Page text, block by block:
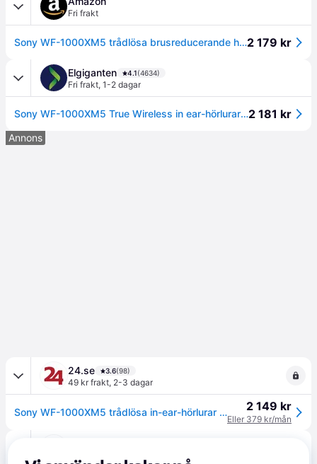
Fri frakt
Sony WF-1000XM5 trådlösa brusreducerande hörlurar, Bluetooth, in-ear hörlurar, mikrofon, upp till 24 timmars batteritid, snabbladdning, IPX4, iOS och Android-kompatibel - svart, liten2 179 kr
Elgiganten 4.1(4634)
Fri frakt, 1-2 dagar
Sony WF-1000XM5 True Wireless in ear-hörlurar (svarta)2 181 kr
Annons
24.se 3.6(98)
49 kr frakt, 2-3 dagar
Sony WF-1000XM5 trådlösa in-ear-hörlurar med brusreducering / hörlurar med bluetooth 5.3 2 149 kr
Eller 379 kr/mån